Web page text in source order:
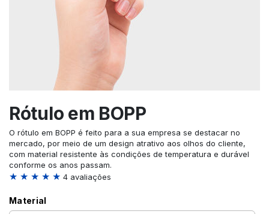
Rótulo em BOPP
O rótulo em BOPP é feito para a sua empresa se destacar no
mercado, por meio de um design atrativo aos olhos do cliente,
com material resistente às condições de temperatura e durável
conforme os anos passam.
★ ★ ★ ★ ★ 4 avaliações
Material